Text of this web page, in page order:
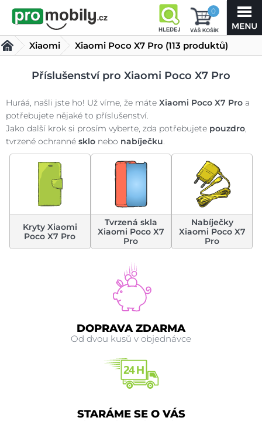
0
Xiaomi Xiaomi Poco X7 Pro (113 produktů)
Příslušenství pro Xiaomi Poco X7 Pro
Huráá, našli jste ho! Už víme, že máte Xiaomi Poco X7 Proa
potřebujete nějaké to příslušenství.
Jako další krok si prosím vyberte, zda potřebujetepouzdro,
tvrzené ochrannésklo nebo nabíječku.
Kryty Xiaomi
Poco X7 Pro
Tvrzená skla
Xiaomi Poco X7
Pro
Nabíječky
Xiaomi Poco X7
Pro
DOPRAVA ZDARMA
Od dvou kusů v objednávce
STARÁME SE O VÁS